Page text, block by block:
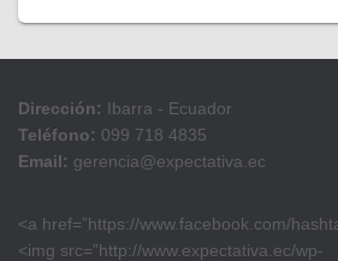
Dirección: Ibarra - Ecuador
Teléfono: 099 718 4835
Email: gerencia@expectativa.ec
<a href=”https://www.facebook.com/
<img src=”http://www.expectativa.ec/wp-